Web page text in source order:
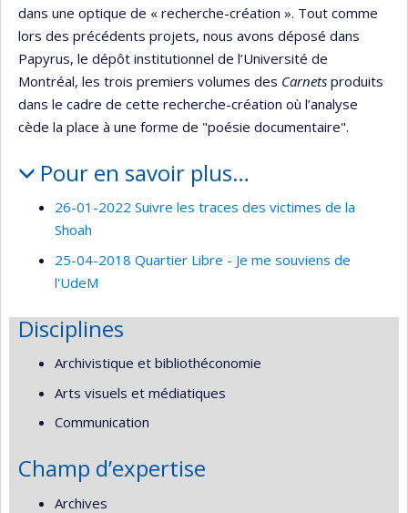
dans une optique de « recherche-création ». Tout comme
lors des précédents projets, nous avons déposé dans
Papyrus, le dépôt institutionnel de l’Université de
Montréal, les trois premiers volumes des Carnets produits
dans le cadre de cette recherche-création où l’analyse
cède la place à une forme de "poésie documentaire".
Pour en savoir plus…
26-01-2022 Suivre les traces des victimes de la
Shoah
25-04-2018 Quartier Libre - Je me souviens de
l'UdeM
Disciplines
Archivistique et bibliothéconomie
Arts visuels et médiatiques
Communication
Champ d’expertise
Archives